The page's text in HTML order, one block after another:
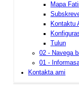
Mapa
Kontaktu
Tulun
02 - Navega
01 -
Kontakta ami